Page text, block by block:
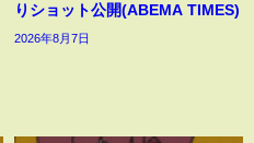
りショット公開(ABEMA TIMES)
2026年8月7日